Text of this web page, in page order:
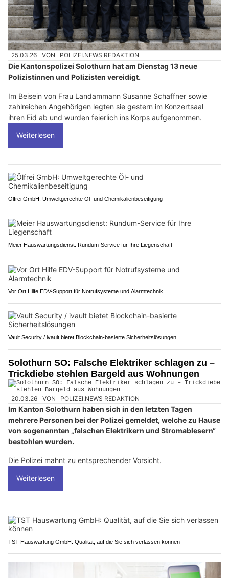
25.03.26 VON POLIZEI.NEWS REDAKTION
Die Kantonspolizei Solothurn hat am Dienstag 13 neue
Polizistinnen und Polizisten vereidigt.
Im Beisein von Frau Landammann Susanne Schaffner sowie
zahlreichen Angehörigen legten sie gestern im Konzertsaal
ihren Eid ab und wurden feierlich ins Korps aufgenommen.
Weiterlesen
Ölfrei GmbH: Umweltgerechte Öl- und Chemikalienbeseitigung
Meier Hauswartungsdienst: Rundum-Service für Ihre Liegenschaft
Vor Ort Hilfe EDV-Support für Notrufsysteme und Alarmtechnik
Vault Security / ivault bietet Blockchain-basierte Sicherheitslösungen
Solothurn SO: Falsche Elektriker schlagen zu –
Trickdiebe stehlen Bargeld aus Wohnungen
20.03.26 VON POLIZEI.NEWS REDAKTION
Im Kanton Solothurn haben sich in den letzten Tagen
mehrere Personen bei der Polizei gemeldet, welche zu Hause
von sogenannten „falschen Elektrikern und Stromablesern“
bestohlen wurden.
Die Polizei mahnt zu entsprechender Vorsicht.
Weiterlesen
TST Hauswartung GmbH: Qualität, auf die Sie sich verlassen können